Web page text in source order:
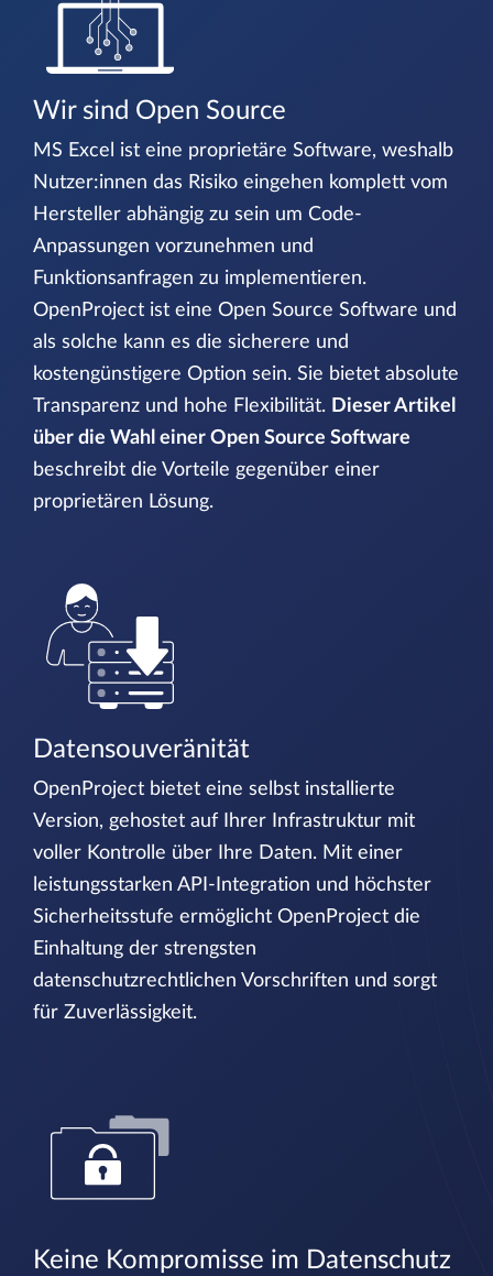
Wir sind Open Source
MS Excel ist eine proprietäre Software, weshalb
Nutzer:innen das Risiko eingehen komplett vom
Hersteller abhängig zu sein um Code-
Anpassungen vorzunehmen und
Funktionsanfragen zu implementieren.
OpenProject ist eine Open Source Software und
als solche kann es die sicherere und
kostengünstigere Option sein. Sie bietet absolute
Transparenz und hohe Flexibilität. Dieser Artikel
über die Wahl einer Open Source Software
beschreibt die Vorteile gegenüber einer
proprietären Lösung.
Datensouveränität
OpenProject bietet eine selbst installierte
Version, gehostet auf Ihrer Infrastruktur mit
voller Kontrolle über Ihre Daten. Mit einer
leistungsstarken API-Integration und höchster
Sicherheitsstufe ermöglicht OpenProject die
Einhaltung der strengsten
datenschutzrechtlichen Vorschriften und sorgt
für Zuverlässigkeit.
Keine Kompromisse im Datenschutz